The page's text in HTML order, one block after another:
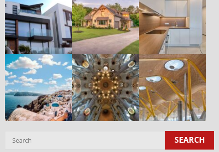
SEARCH